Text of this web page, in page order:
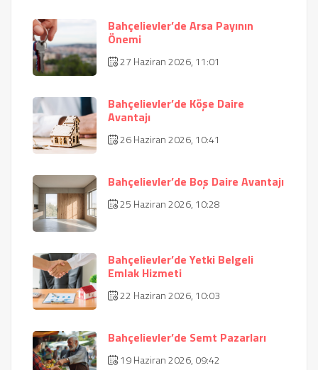
Bahçelievler’de Arsa Payının
Önemi
27 Haziran 2026, 11:01
Bahçelievler’de Köşe Daire
Avantajı
26 Haziran 2026, 10:41
Bahçelievler’de Boş Daire Avantajı
25 Haziran 2026, 10:28
Bahçelievler’de Yetki Belgeli
Emlak Hizmeti
22 Haziran 2026, 10:03
Bahçelievler’de Semt Pazarları
19 Haziran 2026, 09:42